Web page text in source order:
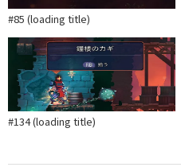
#85 (loading title)
#134 (loading title)